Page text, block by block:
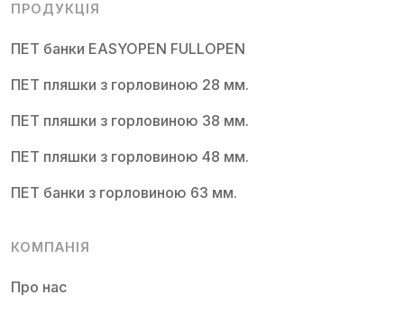
ПРОДУКЦІЯ
ПЕТ банки EASYOPEN FULLOPEN
ПЕТ пляшки з горловиною 28 мм.
ПЕТ пляшки з горловиною 38 мм.
ПЕТ пляшки з горловиною 48 мм.
ПЕТ банки з горловиною 63 мм.
КОМПАНІЯ
Про нас